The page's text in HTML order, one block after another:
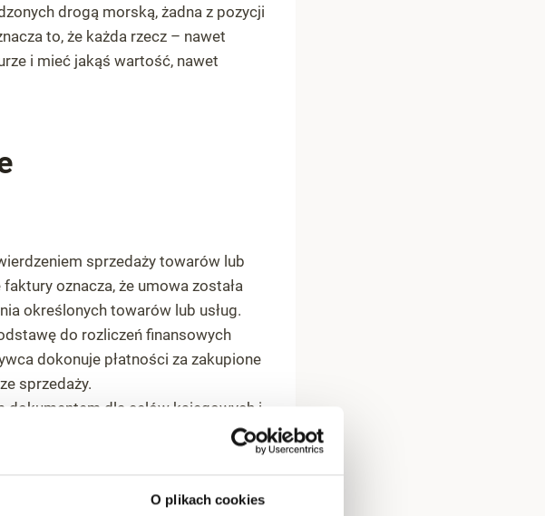
O plikach cookies
drogą morską, żadna z pozycji
to, że każda rzecz – nawet
i mieć jakąś wartość, nawet
sprzedaży towarów lub
oznacza, że umowa została
określonych towarów lub usług.
do rozliczeń finansowych
dokonuje płatności za zakupione
sprzedaży.
dokumentem dla celów księgowych i
faktur do ewidencjonowania i
rozliczenia podatku VAT (jeśli jest
służyć jako dowód w przypadku